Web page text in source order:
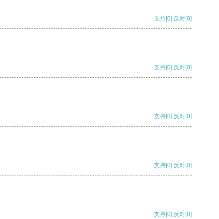
支持[0] 反对[0]
支持[0] 反对[0]
支持[0] 反对[0]
支持[0] 反对[0]
支持[0] 反对[0]